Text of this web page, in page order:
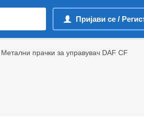
Пријави се /
Метални прачки за управувач DAF CF